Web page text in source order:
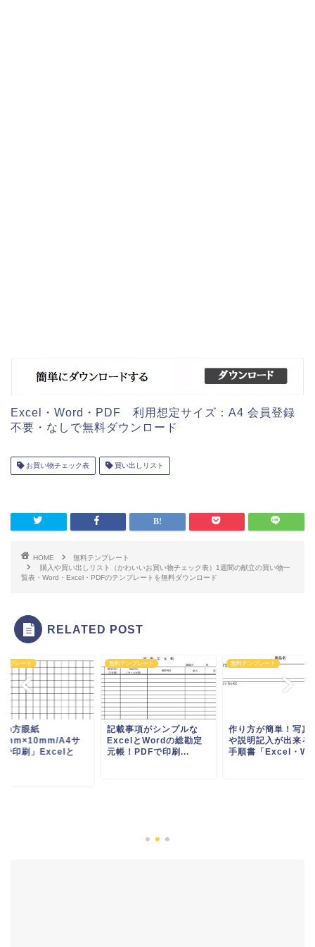
Excel・Word・PDF 利用想定サイズ：A4 会員登録
不要・なしで無料ダウンロード
お買い物チェック表 買い出しリスト
HOME
無料テンプレート
購入や買い出しリスト（かわいいお買い物チェック表）1週間の献立の買い物一
覧表・Word・Excel・PDFのテンプレートを無料ダウンロード
RELATED POST
ンプレート
の方眼紙
A4サ
で印刷」Excelと
無料テンプレート
記載事項がシンプルな
ExcelとWordの総勘定
元帳！PDFで印刷...
無料テンプレート
作り方が簡単！写真
や説明記入が出来る
手順書「Excel・